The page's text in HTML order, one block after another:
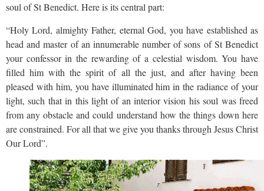
soul of St Benedict. Here is its central part:
“Holy Lord, almighty Father, eternal God, you have established as
head and master of an innumerable number of sons of St Benedict
your confessor in the rewarding of a celestial wisdom. You have
filled him with the spirit of all the just, and after having been
pleased with him, you have illuminated him in the radiance of your
light, such that in this light of an interior vision his soul was freed
from any obstacle and could understand how the things down here
are constrained. For all that we give you thanks through Jesus Christ
Our Lord”.